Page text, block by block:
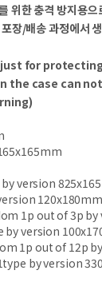
위한 충격 방지용
장/배송 과정에서
for
the case can
by version
120x180mm
1p out of 3p
by version
1p out of 12p
by version